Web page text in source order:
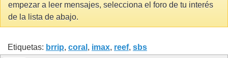
empezar a leer mensajes, selecciona el foro de tu interés
de la lista de abajo.
Etiquetas: brrip, coral , imax, reef, sbs